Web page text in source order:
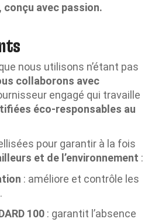
conçu avec passion.
nous utilisons n’étant pas
collaborons avec
engagé qui travaille
éco-responsables au
pour garantir à la fois
et de l’environnement :
: améliore et contrôle les
100 : garantit l’absence